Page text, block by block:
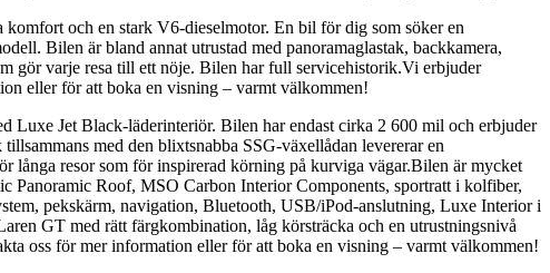
och en stark V6-dieselmotor. En bil för dig som söker en
Bilen är bland annat utrustad med panoramaglastak, backkamera,
gör varje resa till ett nöje. Bilen har full servicehistorik.Vi erbjuder
eller för att boka en visning – varmt välkommen!
Jet Black-läderinteriör. Bilen har endast cirka 2 600 mil och erbjuder
med den blixtsnabba SSG-växellådan levererar en
långa resor som för inspirerad körning på kurviga vägar.Bilen är mycket
Panoramic Roof, MSO Carbon Interior Components, sportratt i kolfiber,
pekskärm, navigation, Bluetooth, USB/iPod-anslutning, Luxe Interior i
GT med rätt färgkombination, låg körsträcka och en utrustningsnivå
oss för mer information eller för att boka en visning – varmt välkommen!